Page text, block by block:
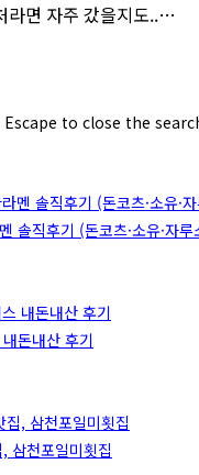
라면 자주 갔을지도..…
Escape to close the
솔직후기 (돈코츠·소유·자루
돈내산 후기
삼천포일미횟집